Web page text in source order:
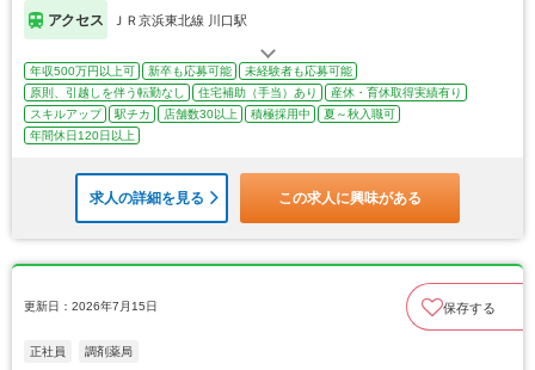
アクセス ＪＲ京浜東北線 川口駅
年収500万円以上可 新卒も応募可能
未経験者も応募可能
原則、引越しを伴う転勤なし
住宅補助（手当）あり
産休・育休取得実績有り
スキルアップ
駅チカ 店舗数30以上 積極採用中
夏～秋入職可
年間休日120日以上
求人の詳細を見る この求人に興味がある
更新日：2026年7月15日 保存する
正社員 調剤薬局